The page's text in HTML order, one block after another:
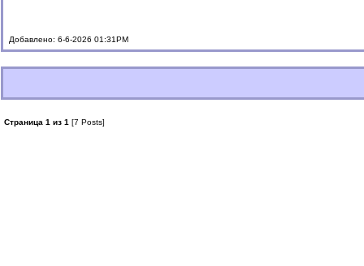
Добавлено: 6-6-2026 01:31PM
Страница 1 из 1 [7 Posts]